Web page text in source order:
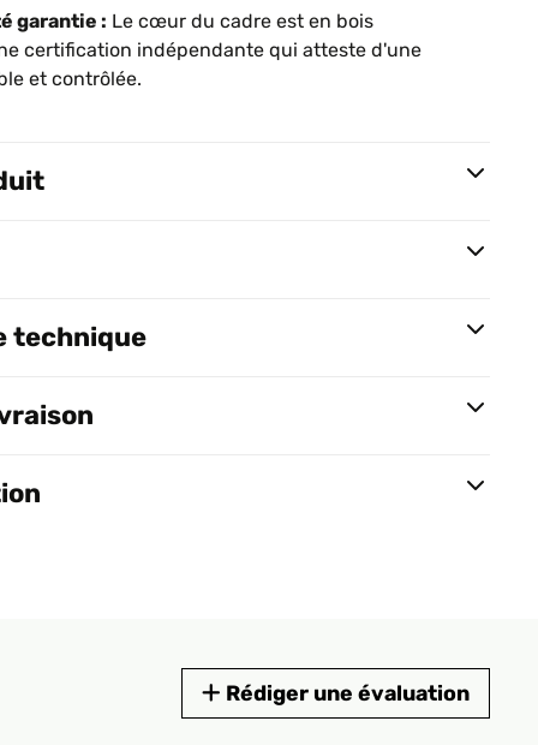
garantie : Le cœur du cadre est en bois
certification indépendante qui atteste d'une
et contrôlée.
technique
Rédiger une évaluation